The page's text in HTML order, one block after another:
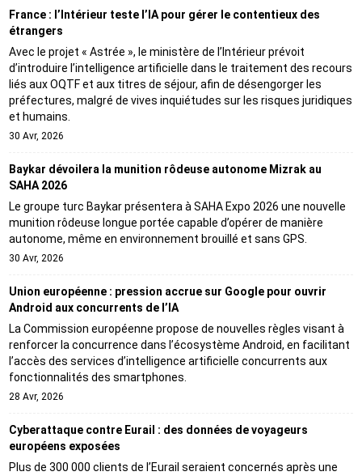
France : l’Intérieur teste l’IA pour gérer le contentieux des
étrangers
Avec le projet « Astrée », le ministère de l’Intérieur prévoit
d’introduire l’intelligence artificielle dans le traitement des recours
liés aux OQTF et aux titres de séjour, afin de désengorger les
préfectures, malgré de vives inquiétudes sur les risques juridiques
et humains.
30 Avr, 2026
Baykar dévoilera la munition rôdeuse autonome Mizrak au
SAHA 2026
Le groupe turc Baykar présentera à SAHA Expo 2026 une nouvelle
munition rôdeuse longue portée capable d’opérer de manière
autonome, même en environnement brouillé et sans GPS.
30 Avr, 2026
Union européenne : pression accrue sur Google pour ouvrir
Android aux concurrents de l’IA
La Commission européenne propose de nouvelles règles visant à
renforcer la concurrence dans l’écosystème Android, en facilitant
l’accès des services d’intelligence artificielle concurrents aux
fonctionnalités des smartphones.
28 Avr, 2026
Cyberattaque contre Eurail : des données de voyageurs
européens exposées
Plus de 300 000 clients de l’Eurail seraient concernés après une